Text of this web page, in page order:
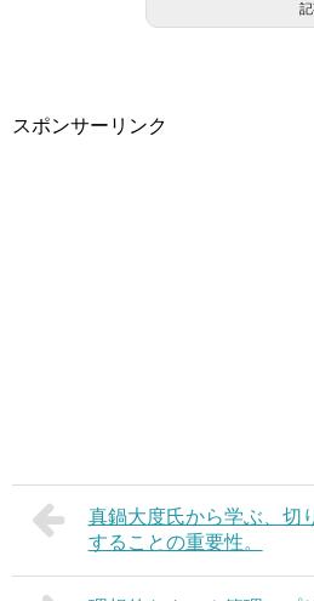
スポンサーリンク
真鍋大度氏から学ぶ、切
することの重要性。